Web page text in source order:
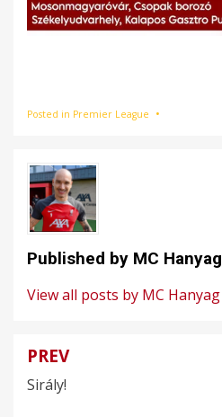
Posted in Premier League
Published by MC Hanyag
View all posts by MC Hanyag
Bejegyzés
navigáció
PREV
Sirály!